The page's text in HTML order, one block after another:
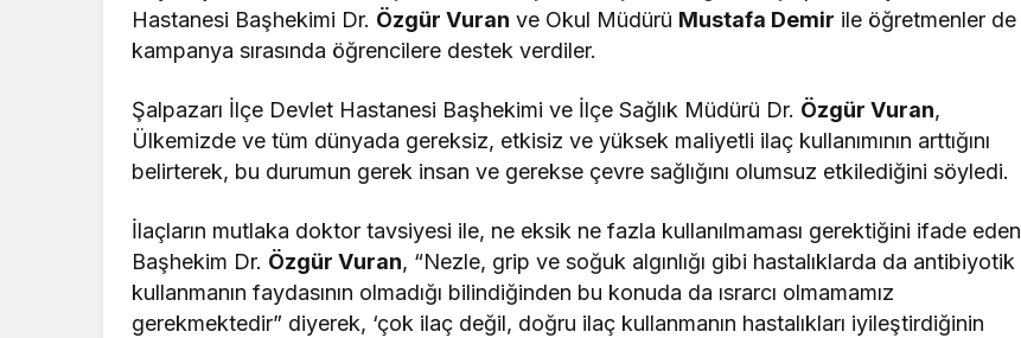
Hastanesi Başhekimi Dr. Özgür Vuran ve Okul Müdürü Mustafa Demir ile öğretmenler de
kampanya sırasında öğrencilere destek verdiler.
Şalpazarı İlçe Devlet Hastanesi Başhekimi ve İlçe Sağlık Müdürü Dr. Özgür Vuran,
Ülkemizde ve tüm dünyada gereksiz, etkisiz ve yüksek maliyetli ilaç kullanımının arttığını
belirterek, bu durumun gerek insan ve gerekse çevre sağlığını olumsuz etkilediğini söyledi.
İlaçların mutlaka doktor tavsiyesi ile, ne eksik ne fazla kullanılmaması gerektiğini ifade eden
Başhekim Dr. Özgür Vuran, “Nezle, grip ve soğuk algınlığı gibi hastalıklarda da antibiyotik
kullanmanın faydasının olmadığı bilindiğinden bu konuda da ısrarcı olmamamız
gerekmektedir” diyerek, ‘çok ilaç değil, doğru ilaç kullanmanın hastalıkları iyileştirdiğinin